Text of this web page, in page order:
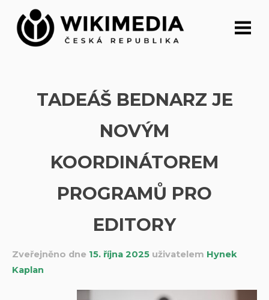
Přeskočit
obsah
TADEÁŠ BEDNARZ JE
NOVÝM
KOORDINÁTOREM
PROGRAMŮ PRO
EDITORY
Zveřejněno dne 15. října 2025 uživatelem Hynek
Kaplan